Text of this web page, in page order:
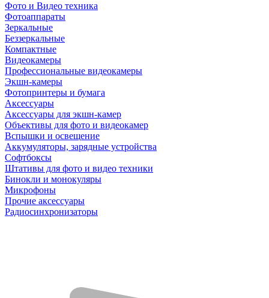
Фото и Видео техника
Фотоаппараты
Зеркальные
Беззеркальные
Компактные
Видеокамеры
Профессиональные видеокамеры
Экшн-камеры
Фотопринтеры и бумага
Аксессуары
Аксессуары для экшн-камер
Объективы для фото и видеокамер
Вспышки и освещение
Аккумуляторы, зарядные устройства
Софтбоксы
Штативы для фото и видео техники
Бинокли и монокуляры
Микрофоны
Прочие аксессуары
Радиосинхронизаторы